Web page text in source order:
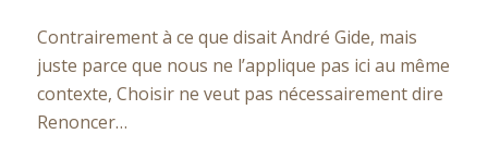
Contrairement à ce que disait André Gide, mais
juste parce que nous ne l’applique pas ici au même
contexte, Choisir ne veut pas nécessairement dire
Renoncer…